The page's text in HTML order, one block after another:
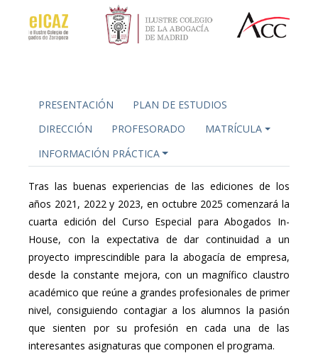
PRESENTACIÓN
PLAN DE ESTUDIOS
DIRECCIÓN
PROFESORADO
MATRÍCULA
INFORMACIÓN PRÁCTICA
Tras las buenas experiencias de las ediciones de los
años 2021, 2022 y 2023, en octubre 2025 comenzará la
cuarta edición del Curso Especial para Abogados In-
House, con la expectativa de dar continuidad a un
proyecto imprescindible para la abogacía de empresa,
desde la constante mejora, con un magnífico claustro
académico que reúne a grandes profesionales de primer
nivel, consiguiendo contagiar a los alumnos la pasión
que sienten por su profesión en cada una de las
interesantes asignaturas que componen el programa.